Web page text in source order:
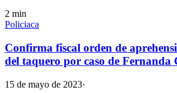
2 min
Policiaca
Confirma fiscal orden de
del taquero por caso de Fernanda
15 de mayo de 2023·